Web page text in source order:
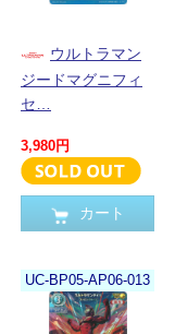
ウルトラマン
ジードマグニフィ
セ…
3,980円
カート
UC-BP05-AP06-013